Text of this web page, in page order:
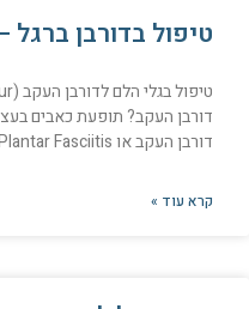
טיפול בדורבן ברגל
דורבן העקב? תופעת כאבים
דורבן העקב או Plantar Fasciitis או Hill Spur הינה תופעה
קרא עוד »